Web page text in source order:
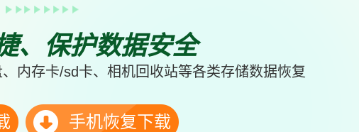
、保护数据安全
内存卡/sd卡、相机回收站等各类存储数据恢复
手机恢复下载